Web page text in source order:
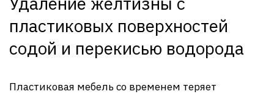
пластиковых поверхностей
содой и перекисью водорода
Пластиковая мебель со временем теряет